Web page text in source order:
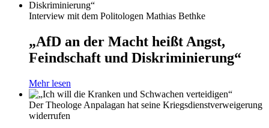
Interview mit dem Politologen Mathias Bethke
„AfD an der Macht heißt Angst,
Feindschaft und Diskriminierung“
Mehr lesen
Der Theologe Anpalagan hat seine Kriegsdienstverweigerung
widerrufen